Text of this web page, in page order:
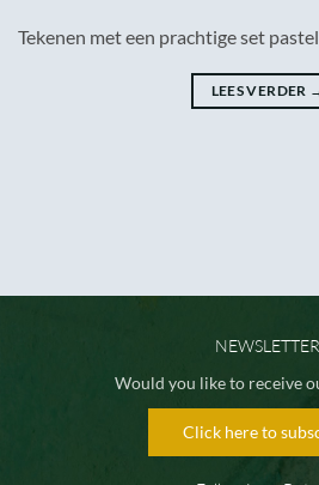
Tekenen met een prachtige set
LEES VERDER
NEWSLETTER
Would you like to receive
Click here to